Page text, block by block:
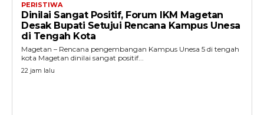
PERISTIWA
Dinilai Sangat Positif, Forum IKM Magetan
Desak Bupati Setujui Rencana Kampus Unesa
di Tengah Kota
Magetan – Rencana pengembangan Kampus Unesa 5 di tengah
kota Magetan dinilai sangat positif...
22 jam lalu